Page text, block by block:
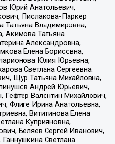
Юрий Анатольевич,
Пислакова-Паркер
Татьяна Владимировна,
Акимова Татьяна
Александровна,
Елена Борисовна,
Юлия Юрьевна,
Светлана Сергеевна,
Щур Татьяна Михайловна,
Андрей Юрьевич,
Гефтер Валентин Михайлович,
Флиге Ирина Анатольевна,
Вититинова Елена
Куприяновна,
Беляев Сергей Иванович,
Светлана